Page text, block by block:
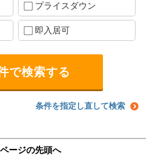
プライスダウン
即入居可
条件を指定し直して検索
ージの先頭へ